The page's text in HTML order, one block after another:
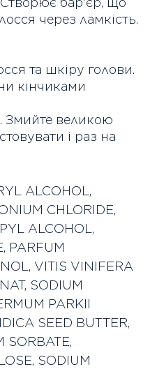
через ламкість.
та шкіру голови.
кінчиками
Змийте великою
і раз на
ALCOHOL,
CHLORIDE,
ALCOHOL,
PARFUM
VITIS VINIFERA
SODIUM
PARKII
SEED BUTTER,
SORBATE,
SODIUM